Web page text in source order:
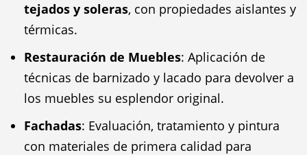
tejados y soleras, con propiedades aislantes y
térmicas.
Restauración de Muebles: Aplicación de
técnicas de barnizado y lacado para devolver a
los muebles su esplendor original.
Fachadas: Evaluación, tratamiento y pintura
con materiales de primera calidad para